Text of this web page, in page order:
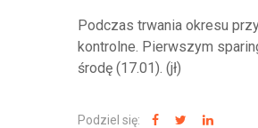
Podczas trwania okresu
kontrolne. Pierwszym
środę (17.01). (jł)
Podziel się: